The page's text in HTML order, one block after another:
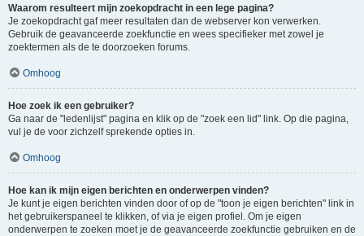
Waarom resulteert mijn zoekopdracht in een lege pagina?
Je zoekopdracht gaf meer resultaten dan de webserver kon verwerken.
Gebruik de geavanceerde zoekfunctie en wees specifieker met zowel je
zoektermen als de te doorzoeken forums.
Omhoog
Hoe zoek ik een gebruiker?
Ga naar de "ledenlijst" pagina en klik op de "zoek een lid" link. Op die pagina,
vul je de voor zichzelf sprekende opties in.
Omhoog
Hoe kan ik mijn eigen berichten en onderwerpen vinden?
Je kunt je eigen berichten vinden door of op de "toon je eigen berichten" link in
het gebruikerspaneel te klikken, of via je eigen profiel. Om je eigen
onderwerpen te zoeken moet je de geavanceerde zoekfunctie gebruiken en de